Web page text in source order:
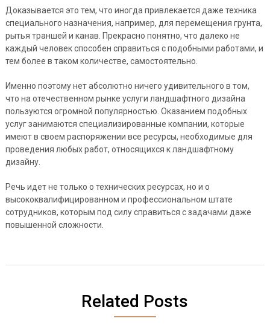
Доказывается это тем, что иногда привлекается даже техника
специального назначения, например, для перемещения грунта,
рытья траншей и канав. Прекрасно понятно, что далеко не
каждый человек способен справиться с подобными работами, и
тем более в таком количестве, самостоятельно.
Именно поэтому нет абсолютно ничего удивительного в том,
что на отечественном рынке услуги ландшафтного дизайна
пользуются огромной популярностью. Оказанием подобных
услуг занимаются специализированные компании, которые
имеют в своем распоряжении все ресурсы, необходимые для
проведения любых работ, относящихся к ландшафтному
дизайну.
Речь идет не только о технических ресурсах, но и о
высококвалифицированном и профессиональном штате
сотрудников, которым под силу справиться с задачами даже
повышенной сложности.
Related Posts